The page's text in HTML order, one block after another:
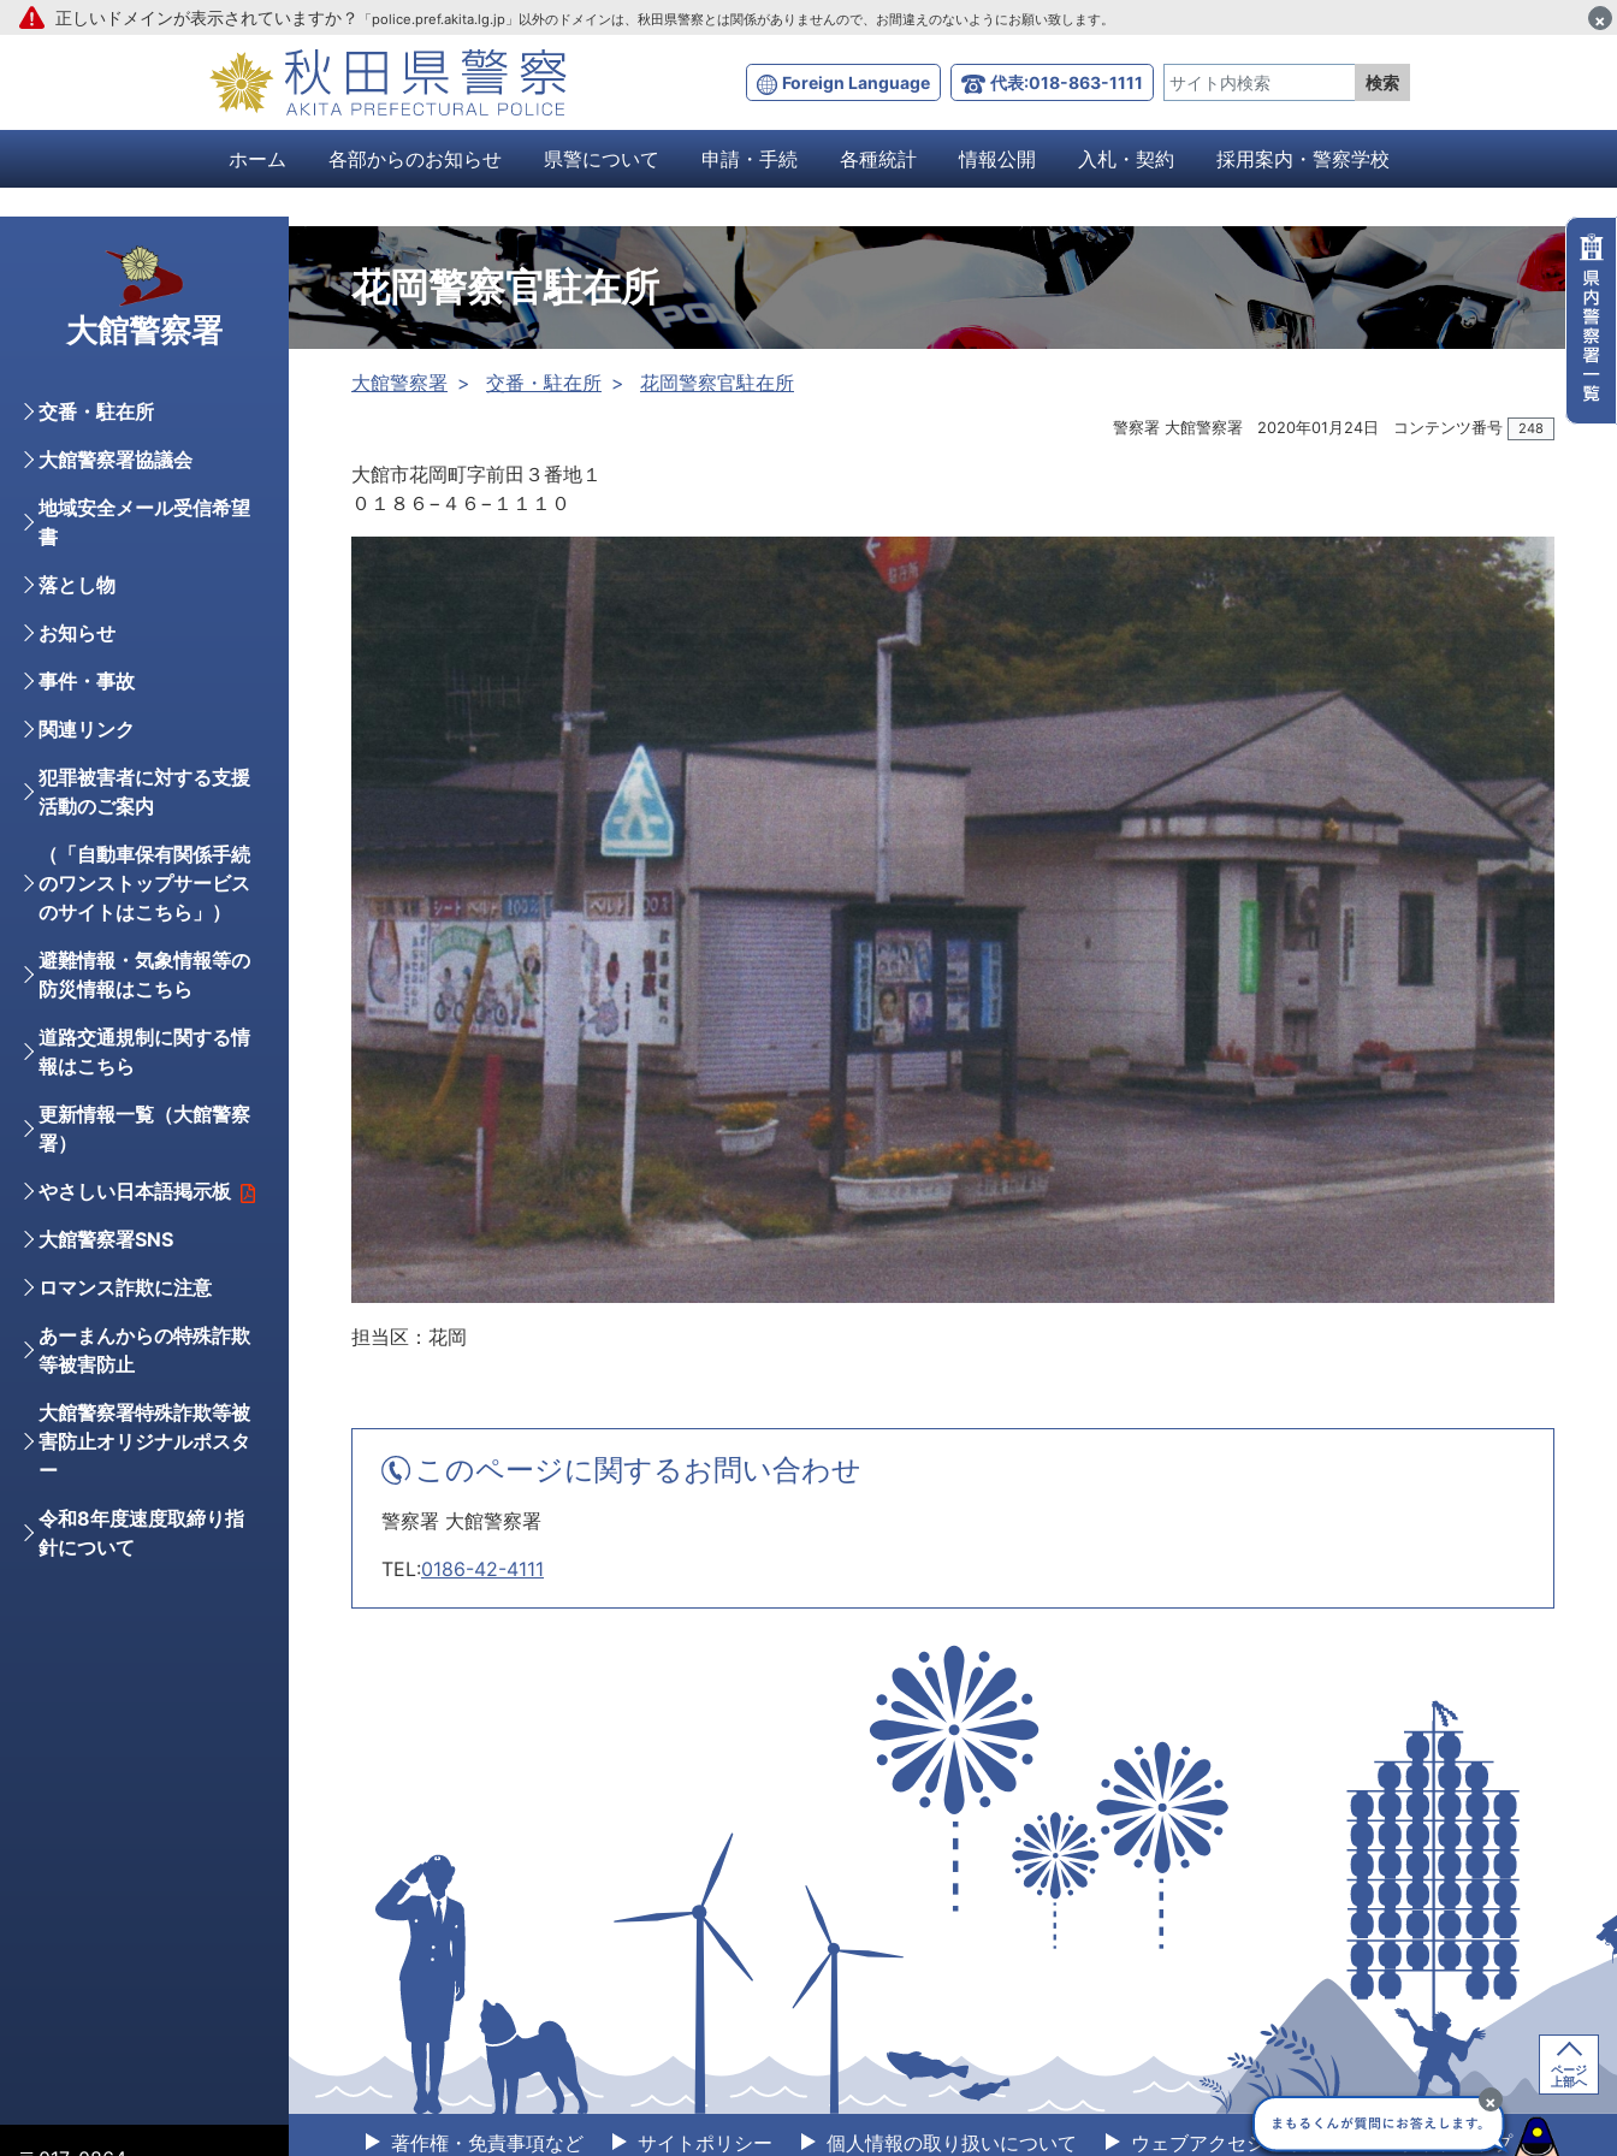
本文へ
Foreign Language 代表:018-863-1111 検索
正しいドメインが表示されていますか？ 「police.pref.akita.lg.jp」以外のドメインは、秋田県警察とは関係がありませんので、お間違えのないようにお願い致します。 ×
ホーム 各部からのお知らせ 県警について 申請・手続 各種統計 情報公開 入札・契約 採用案内・警察学校
花岡警察官駐在所
大館警察署 交番・駐在所 花岡警察官駐在所
警察署 大館警察署 2020年01月24日 コンテンツ番号 248
大館市花岡町字前田３番地１
０１８６−４６−１１１０
担当区：花岡
このページに関するお問い合わせ
警察署 大館警察署
TEL:0186-42-4111
大館警察署
交番・駐在所
大館警察署協議会
地域安全メール受信希望
書
落とし物
お知らせ
事件・事故
関連リンク
犯罪被害者に対する支援
活動のご案内
（「自動車保有関係手続
のワンストップサービス
のサイトはこちら」）
避難情報・気象情報等の
防災情報はこちら
道路交通規制に関する情
報はこちら
更新情報一覧（大館警察
署）
やさしい日本語掲示板
大館警察署SNS
ロマンス詐欺に注意
あーまんからの特殊詐欺
等被害防止
大館警察署特殊詐欺等被
害防止オリジナルポスタ
ー
令和8年度速度取締り指
針について
×
著作権・免責事項など サイトポリシー 個人情報の取り扱いについて ウェブアクセシビリティ サイトマップ
ページ
上部へ